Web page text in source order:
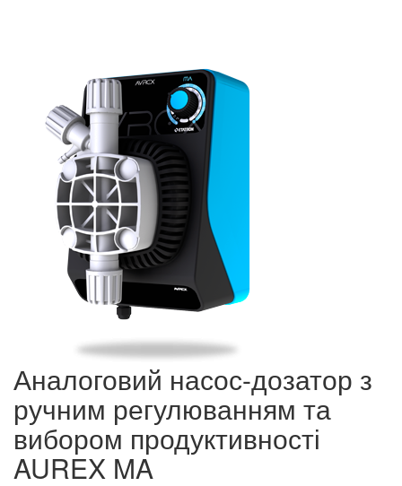
Аналоговий насос-дозатор з
ручним регулюванням та
вибором продуктивності
AUREX MA